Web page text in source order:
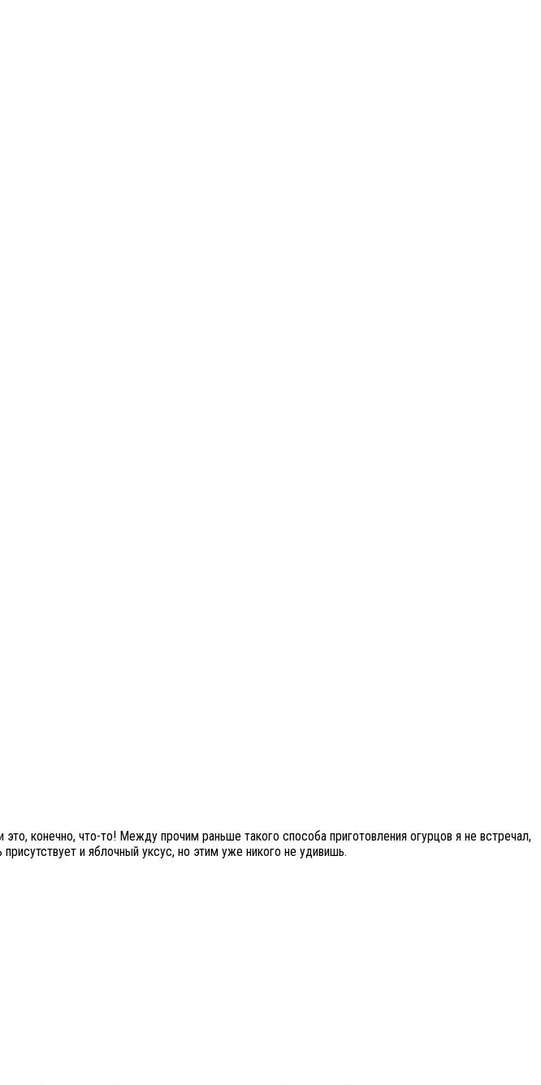
конечно, что-то! Между прочим раньше такого способа приготовления огурцов я не встречал,
и яблочный уксус, но этим уже никого не удивишь.